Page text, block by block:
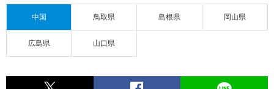
中国 鳥取県 島根県 岡山県
広島県 山口県